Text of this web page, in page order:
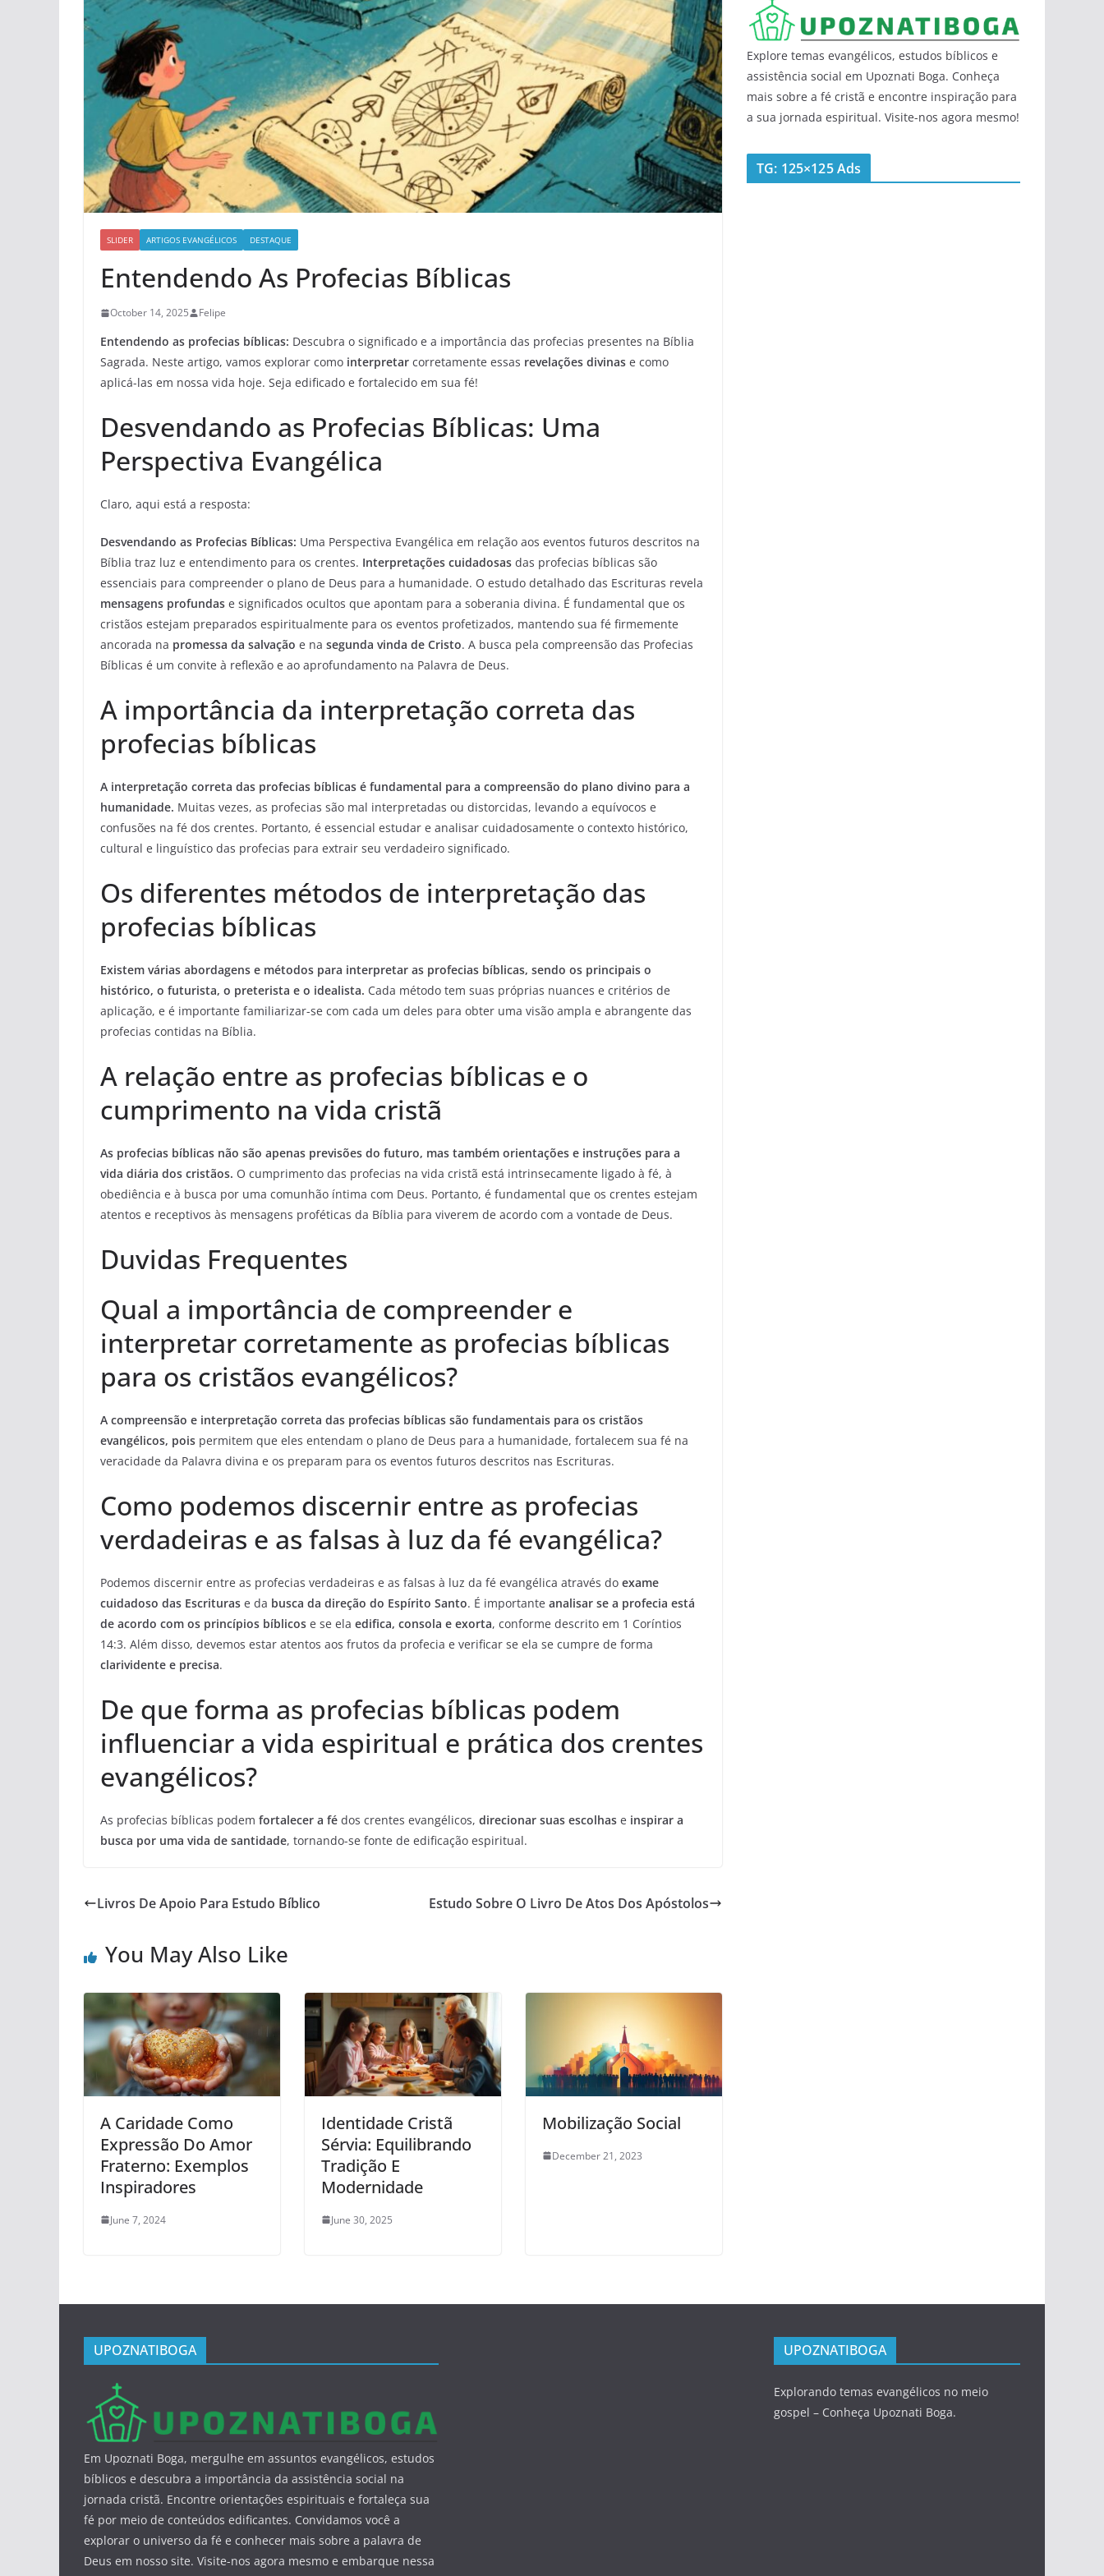
SLIDER ARTIGOS EVANGÉLICOS DESTAQUE
Entendendo As Profecias Bíblicas
October 14, 2025 Felipe
Entendendo as profecias bíblicas: Descubra o significado e a importância das profecias presentes na Bíblia
Sagrada. Neste artigo, vamos explorar como interpretar corretamente essas revelações divinas e como
aplicá-las em nossa vida hoje. Seja edificado e fortalecido em sua fé!
Desvendando as Profecias Bíblicas: Uma
Perspectiva Evangélica
Claro, aqui está a resposta:
Desvendando as Profecias Bíblicas: Uma Perspectiva Evangélica em relação aos eventos futuros descritos na
Bíblia traz luz e entendimento para os crentes. Interpretações cuidadosas das profecias bíblicas são
essenciais para compreender o plano de Deus para a humanidade. O estudo detalhado das Escrituras revela
mensagens profundas e significados ocultos que apontam para a soberania divina. É fundamental que os
cristãos estejam preparados espiritualmente para os eventos profetizados, mantendo sua fé firmemente
ancorada na promessa da salvação e na segunda vinda de Cristo. A busca pela compreensão das Profecias
Bíblicas é um convite à reflexão e ao aprofundamento na Palavra de Deus.
A importância da interpretação correta das
profecias bíblicas
A interpretação correta das profecias bíblicas é fundamental para a compreensão do plano divino para a
humanidade. Muitas vezes, as profecias são mal interpretadas ou distorcidas, levando a equívocos e
confusões na fé dos crentes. Portanto, é essencial estudar e analisar cuidadosamente o contexto histórico,
cultural e linguístico das profecias para extrair seu verdadeiro significado.
Os diferentes métodos de interpretação das
profecias bíblicas
Existem várias abordagens e métodos para interpretar as profecias bíblicas, sendo os principais o
histórico, o futurista, o preterista e o idealista. Cada método tem suas próprias nuances e critérios de
aplicação, e é importante familiarizar-se com cada um deles para obter uma visão ampla e abrangente das
profecias contidas na Bíblia.
A relação entre as profecias bíblicas e o
cumprimento na vida cristã
As profecias bíblicas não são apenas previsões do futuro, mas também orientações e instruções para a
vida diária dos cristãos. O cumprimento das profecias na vida cristã está intrinsecamente ligado à fé, à
obediência e à busca por uma comunhão íntima com Deus. Portanto, é fundamental que os crentes estejam
atentos e receptivos às mensagens proféticas da Bíblia para viverem de acordo com a vontade de Deus.
Duvidas Frequentes
Qual a importância de compreender e
interpretar corretamente as profecias bíblicas
para os cristãos evangélicos?
A compreensão e interpretação correta das profecias bíblicas são fundamentais para os cristãos
evangélicos, pois permitem que eles entendam o plano de Deus para a humanidade, fortalecem sua fé na
veracidade da Palavra divina e os preparam para os eventos futuros descritos nas Escrituras.
Como podemos discernir entre as profecias
verdadeiras e as falsas à luz da fé evangélica?
Podemos discernir entre as profecias verdadeiras e as falsas à luz da fé evangélica através do exame
cuidadoso das Escrituras e da busca da direção do Espírito Santo. É importante analisar se a profecia está
de acordo com os princípios bíblicos e se ela edifica, consola e exorta, conforme descrito em 1 Coríntios
14:3. Além disso, devemos estar atentos aos frutos da profecia e verificar se ela se cumpre de forma
clarividente e precisa.
De que forma as profecias bíblicas podem
influenciar a vida espiritual e prática dos crentes
evangélicos?
As profecias bíblicas podem fortalecer a fé dos crentes evangélicos, direcionar suas escolhas e inspirar a
busca por uma vida de santidade, tornando-se fonte de edificação espiritual.
Livros De Apoio Para Estudo Bíblico Estudo Sobre O Livro De Atos Dos Apóstolos
You May Also Like
A Caridade Como
Expressão Do Amor
Fraterno: Exemplos
Inspiradores
June 7, 2024
Identidade Cristã
Sérvia: Equilibrando
Tradição E
Modernidade
June 30, 2025
Mobilização Social
December 21, 2023
Explore temas evangélicos, estudos bíblicos e
assistência social em Upoznati Boga. Conheça
mais sobre a fé cristã e encontre inspiração para
a sua jornada espiritual. Visite-nos agora mesmo!
TG: 125×125 Ads
UPOZNATIBOGA
Em Upoznati Boga, mergulhe em assuntos evangélicos, estudos
bíblicos e descubra a importância da assistência social na
jornada cristã. Encontre orientações espirituais e fortaleça sua
fé por meio de conteúdos edificantes. Convidamos você a
explorar o universo da fé e conhecer mais sobre a palavra de
Deus em nosso site. Visite-nos agora mesmo e embarque nessa
UPOZNATIBOGA
Explorando temas evangélicos no meio
gospel – Conheça Upoznati Boga.